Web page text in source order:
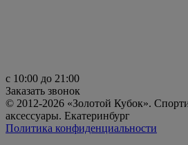
с 10:00 до 21:00
Заказать звонок
© 2012-2026 «Золотой Кубок».
аксессуары. Екатеринбург
Политика конфиденциальности